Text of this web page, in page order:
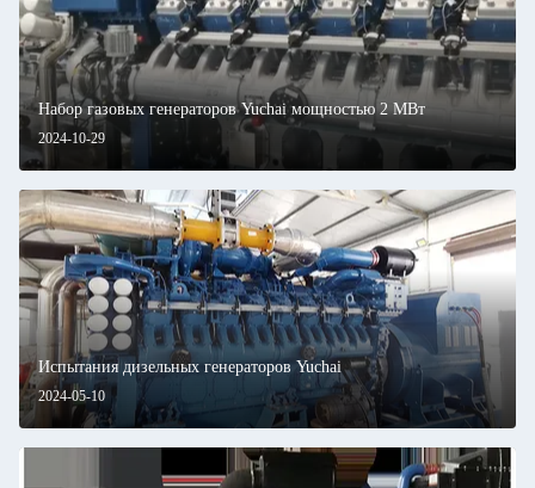
2024-10-29
Набор газовых генераторов Yuchai мощностью 2 МВт
2024-05-10
Испытания дизельных генераторов Yuchai